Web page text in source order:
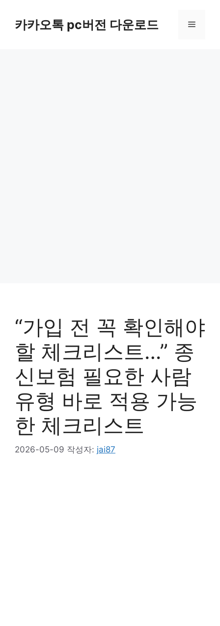
카카오톡 pc버전 다운로드 메
“가입 전 꼭 확인해야
할 체크리스트…” 종
신보험 필요한 사람
유형 바로 적용 가능
한 체크리스트
2026-05-09 작성자: jai87